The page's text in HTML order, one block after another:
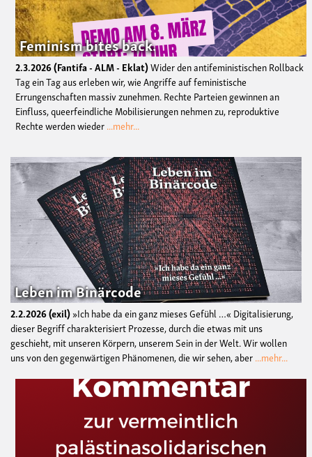
Feminism bites back.
2.3.2026 Fantifa - ALM - Eklat Wider den antifeministischen Rollback
Tag ein Tag aus erleben wir, wie Angriffe auf feministische
Errungenschaften massiv zunehmen. Rechte Parteien gewinnen an
Einfluss, queerfeindliche Mobilisierungen nehmen zu, reproduktive
Rechte werden wieder...mehr...
Leben im Binärcode
2.2.2026 exil »Ich habe da ein ganz mieses Gefühl …« Digitalisierung,
dieser Begriff charakterisiert Prozesse, durch die etwas mit uns
geschieht, mit unseren Körpern, unserem Sein in der Welt. Wir wollen
uns von den gegenwärtigen Phänomenen, die wir sehen, aber...mehr...